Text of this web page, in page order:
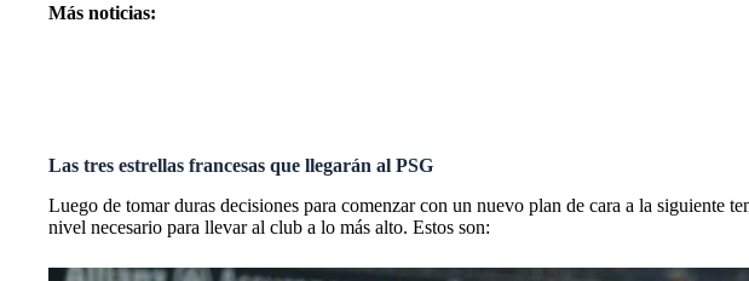
Más noticias:
Las tres estrellas francesas que llegarán al PSG
Luego de tomar duras decisiones para comenzar con un nuevo plan de cara a la siguiente
nivel necesario para llevar al club a lo más alto. Estos son: